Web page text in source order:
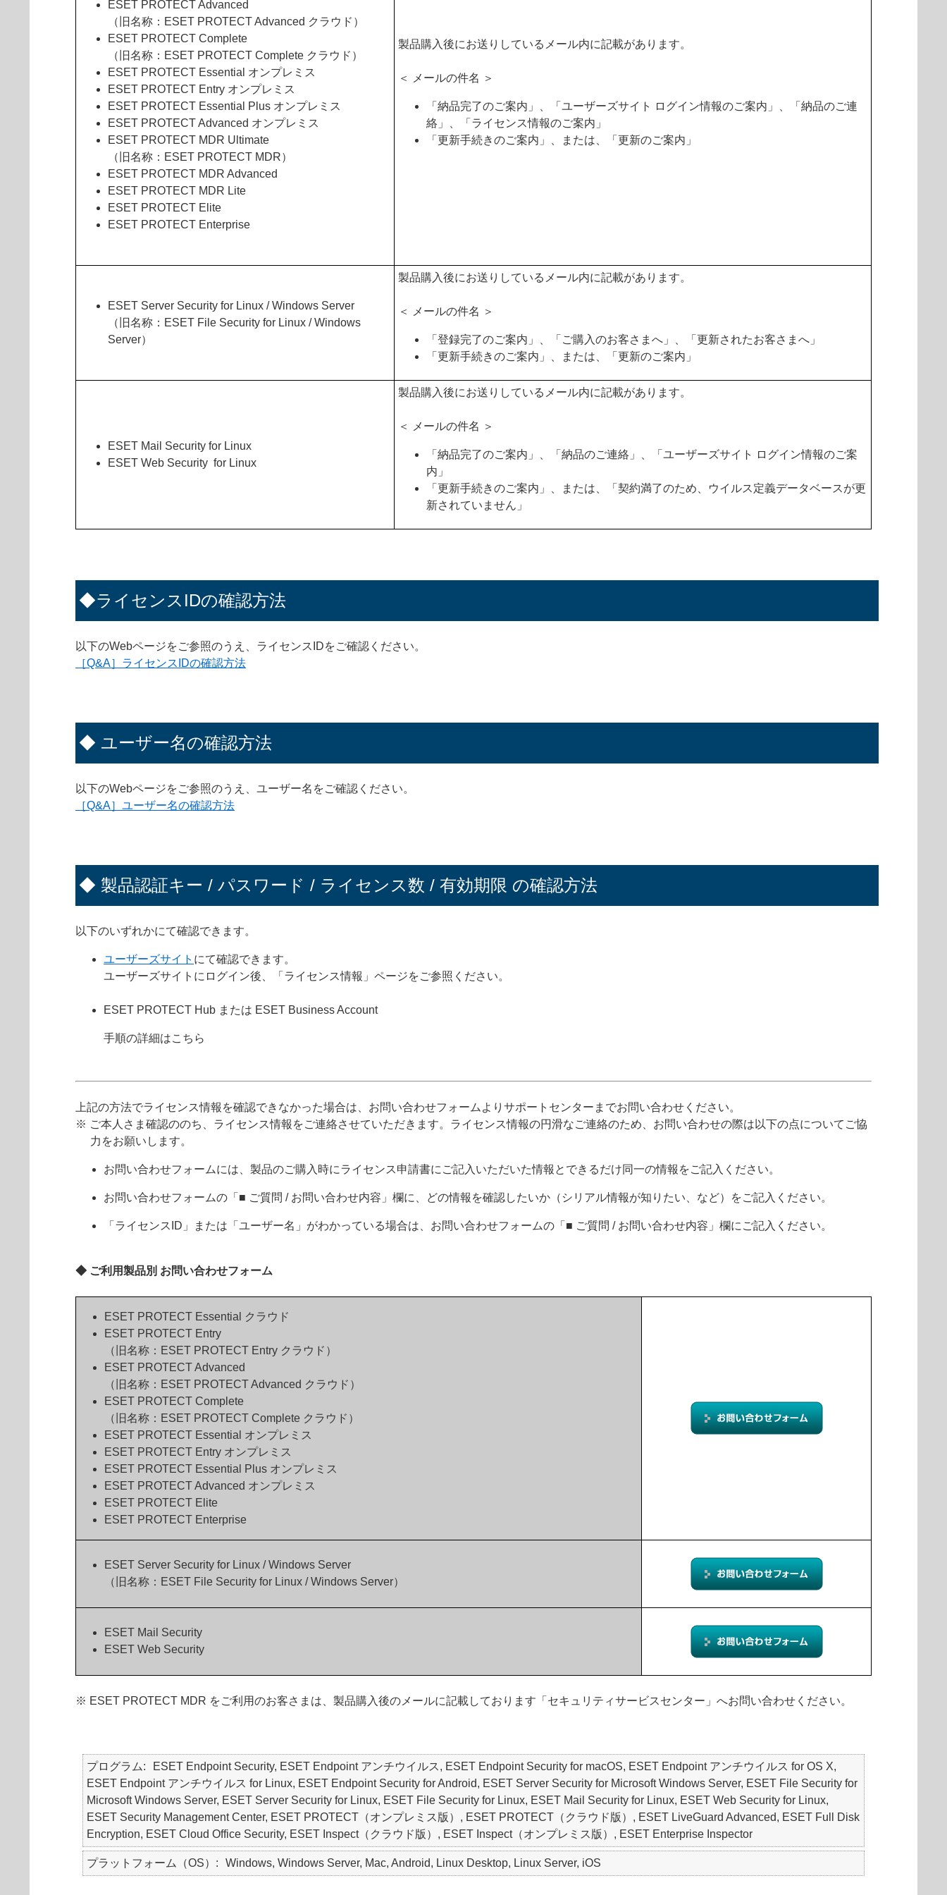
ESET PROTECT Advanced
（旧名称：ESET PROTECT Advanced クラウド）
ESET PROTECT Complete
（旧名称：ESET PROTECT Complete クラウド）
ESET PROTECT Essential オンプレミス
ESET PROTECT Entry オンプレミス
ESET PROTECT Essential Plus オンプレミス
ESET PROTECT Advanced オンプレミス
ESET PROTECT MDR Ultimate
（旧名称：ESET PROTECT MDR）
ESET PROTECT MDR Advanced
ESET PROTECT MDR Lite
ESET PROTECT Elite
ESET PROTECT Enterprise
製品購入後にお送りしているメール内に記載があります。
＜ メールの件名 ＞
「納品完了のご案内」、「ユーザーズサイト ログイン情報のご案内」、「納品のご連
絡」、「ライセンス情報のご案内」
「更新手続きのご案内」、または、「更新のご案内」
ESET Server Security for Linux / Windows Server
（旧名称：ESET File Security for Linux / Windows
Server）
製品購入後にお送りしているメール内に記載があります。
＜ メールの件名 ＞
「登録完了のご案内」、「ご購入のお客さまへ」、「更新されたお客さまへ」
「更新手続きのご案内」、または、「更新のご案内」
ESET Mail Security for Linux
ESET Web Security for Linux
製品購入後にお送りしているメール内に記載があります。
＜ メールの件名 ＞
「納品完了のご案内」、「納品のご連絡」、「ユーザーズサイト ログイン情報のご案
内」
「更新手続きのご案内」、または、「契約満了のため、ウイルス定義データベースが更
新されていません」
◆ライセンスIDの確認方法
以下のWebページをご参照のうえ、ライセンスIDをご確認ください。
［Q&A］ライセンスIDの確認方法
◆ ユーザー名の確認方法
以下のWebページをご参照のうえ、ユーザー名をご確認ください。
［Q&A］ユーザー名の確認方法
◆ 製品認証キー / パスワード / ライセンス数 / 有効期限 の確認方法
以下のいずれかにて確認できます。
ユーザーズサイト にて確認できます。
ユーザーズサイトにログイン後、「ライセンス情報」ページをご参照ください。
ESET PROTECT Hub または ESET Business Account
手順の詳細はこちら
上記の方法でライセンス情報を確認できなかった場合は、お問い合わせフォームよりサポートセンターまでお問い合わせください。
※ ご本人さま確認ののち、ライセンス情報をご連絡させていただきます。ライセンス情報の円滑なご連絡のため、お問い合わせの際は以下の点についてご協
力をお願いします。
お問い合わせフォームには、製品のご購入時にライセンス申請書にご記入いただいた情報とできるだけ同一の情報をご記入ください。
お問い合わせフォームの「■ ご質問 / お問い合わせ内容」欄に、どの情報を確認したいか（シリアル情報が知りたい、など）をご記入ください。
「ライセンスID」または「ユーザー名」がわかっている場合は、お問い合わせフォームの「■ ご質問 / お問い合わせ内容」欄にご記入ください。
◆ ご利用製品別 お問い合わせフォーム
ESET PROTECT Essential クラウド
ESET PROTECT Entry
（旧名称：ESET PROTECT Entry クラウド）
ESET PROTECT Advanced
（旧名称：ESET PROTECT Advanced クラウド）
ESET PROTECT Complete
（旧名称：ESET PROTECT Complete クラウド）
ESET PROTECT Essential オンプレミス
ESET PROTECT Entry オンプレミス
ESET PROTECT Essential Plus オンプレミス
ESET PROTECT Advanced オンプレミス
ESET PROTECT Elite
ESET PROTECT Enterprise
ESET Server Security for Linux / Windows Server
（旧名称：ESET File Security for Linux / Windows Server）
ESET Mail Security
ESET Web Security
※ ESET PROTECT MDR をご利用のお客さまは、製品購入後のメールに記載しております「セキュリティサービスセンター」へお問い合わせください。
プログラム
ESET Endpoint Security, ESET Endpoint アンチウイルス, ESET Endpoint Security for macOS, ESET Endpoint アンチウイルス for OS X,
ESET Endpoint アンチウイルス for Linux, ESET Endpoint Security for Android, ESET Server Security for Microsoft Windows Server, ESET File Security for
Microsoft Windows Server, ESET Server Security for Linux, ESET File Security for Linux, ESET Mail Security for Linux, ESET Web Security for Linux,
ESET Security Management Center, ESET PROTECT（オンプレミス版）, ESET PROTECT（クラウド版）, ESET LiveGuard Advanced, ESET Full Disk
Encryption, ESET Cloud Office Security, ESET Inspect（クラウド版）, ESET Inspect（オンプレミス版）, ESET Enterprise Inspector
プラットフォーム（OS） Windows, Windows Server, Mac, Android, Linux Desktop, Linux Server, iOS